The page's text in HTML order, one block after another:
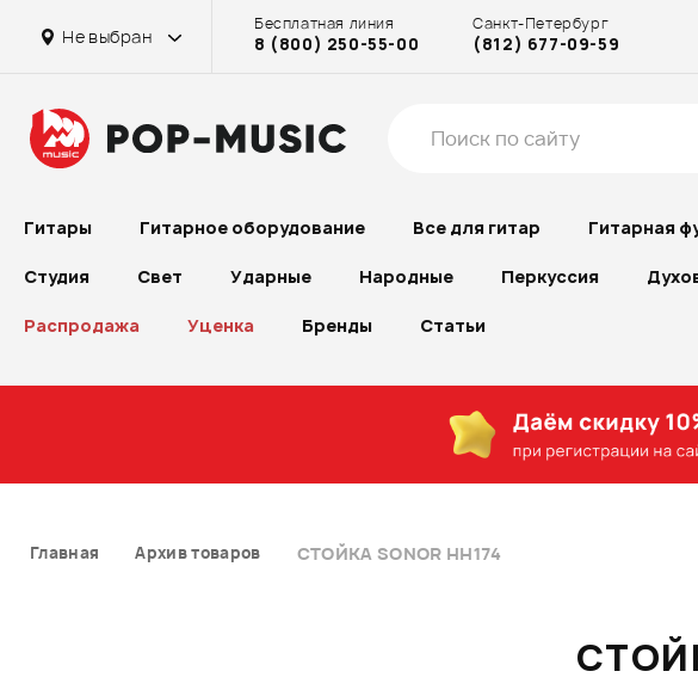
Не выбран
Бесплатная линия
8 (800) 250-55-00
Санкт-Петербург
(812) 677-09-59
Гитары Гитарное оборудование Все для гитар Гитарная
Студия Свет Ударные Народные Перкуссия
Распродажа Уценка Бренды Статьи
Главная Архив товаров СТОЙКА SONOR HH174